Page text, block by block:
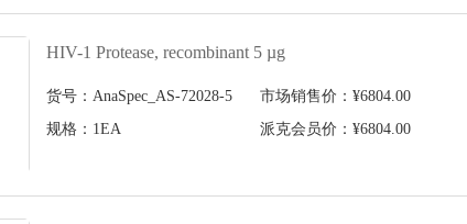
HIV-1 Protease, recombinant 5 µg
货号：AnaSpec_AS-72028-5
市场销售价：¥6804.00
规格：1EA
派克会员价：¥6804.00